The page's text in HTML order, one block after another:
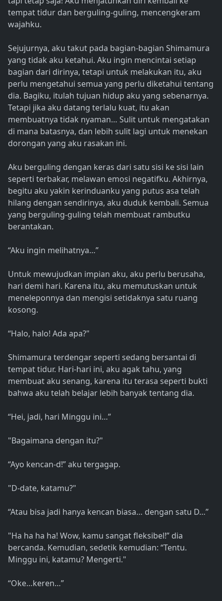
tempat tidur dan berguling-guling, mencengkeram
wajahku.
Sejujurnya, aku takut pada bagian-bagian Shimamura
yang tidak aku ketahui. Aku ingin mencintai setiap
bagian dari dirinya, tetapi untuk melakukan itu, aku
perlu mengetahui semua yang perlu diketahui tentang
dia. Bagiku, itulah tujuan hidup aku yang sebenarnya.
Tetapi jika aku datang terlalu kuat, itu akan
membuatnya tidak nyaman… Sulit untuk mengatakan
di mana batasnya, dan lebih sulit lagi untuk menekan
dorongan yang aku rasakan ini.
Aku berguling dengan keras dari satu sisi ke sisi lain
seperti terbakar, melawan emosi negatifku. Akhirnya,
begitu aku yakin kerinduanku yang putus asa telah
hilang dengan sendirinya, aku duduk kembali. Semua
yang berguling-guling telah membuat rambutku
berantakan.
“Aku ingin melihatnya…”
Untuk mewujudkan impian aku, aku perlu berusaha,
hari demi hari. Karena itu, aku memutuskan untuk
meneleponnya dan mengisi setidaknya satu ruang
kosong.
“Halo, halo! Ada apa?"
Shimamura terdengar seperti sedang bersantai di
tempat tidur. Hari-hari ini, aku agak tahu, yang
membuat aku senang, karena itu terasa seperti bukti
bahwa aku telah belajar lebih banyak tentang dia.
“Hei, jadi, hari Minggu ini…”
"Bagaimana dengan itu?"
“Ayo kencan-d!” aku tergagap.
"D-date, katamu?"
“Atau bisa jadi hanya kencan biasa… dengan satu D…”
"Ha ha ha ha! Wow, kamu sangat fleksibel!” dia
bercanda. Kemudian, sedetik kemudian: “Tentu.
Minggu ini, katamu? Mengerti."
“Oke…keren…”